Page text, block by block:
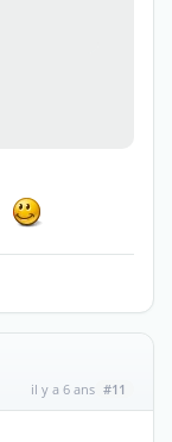
il y a 6 ans #11